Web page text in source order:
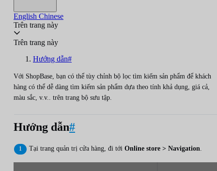
English Chinese
Trên trang này
Trên trang này
Hướng dẫn#
Với ShopBase, bạn có thể tùy chỉnh bộ lọc tìm kiếm sản phẩm để khách
hàng có thể dễ dàng tìm kiếm sản phẩm dựa theo tính khả dụng, giá cả,
màu sắc, v.v.. trên trang bộ sưu tập.
Hướng dẫn#
Tại trang quản trị cửa hàng, đi tới Online store > Navigation